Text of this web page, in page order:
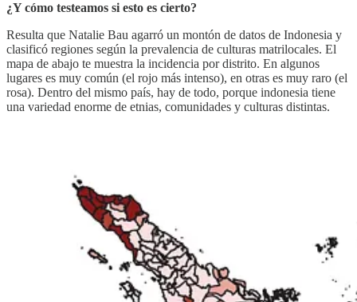
¿Y cómo testeamos si esto es cierto?
Resulta que Natalie Bau agarró un montón de datos de Indonesia y
clasificó regiones según la prevalencia de culturas matrilocales. El
mapa de abajo te muestra la incidencia por distrito. En algunos
lugares es muy común (el rojo más intenso), en otras es muy raro (el
rosa). Dentro del mismo país, hay de todo, porque indonesia tiene
una variedad enorme de etnias, comunidades y culturas distintas.